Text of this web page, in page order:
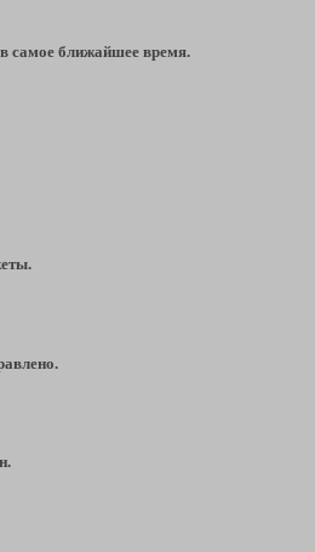
самое ближайшее время.